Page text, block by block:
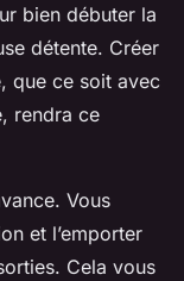
bien débuter la
détente. Créer
que ce soit avec
rendra ce
Vous
et l’emporter
Cela vous